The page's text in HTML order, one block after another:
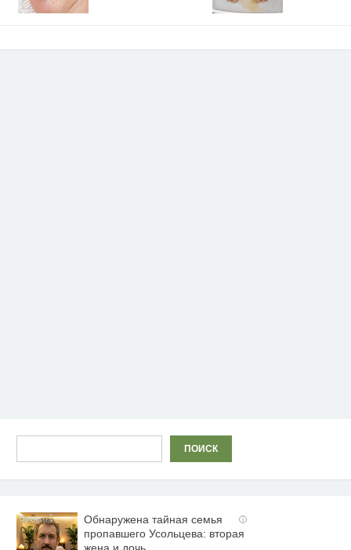
ПОИСК
i
Обнаружена тайная семья
пропавшего Усольцева: вторая